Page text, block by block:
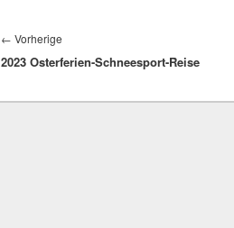
← Vorherige
Beitrag:
2023 Osterferien-Schneesport-Reise